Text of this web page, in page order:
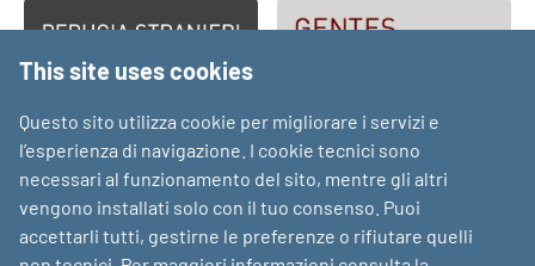
This site uses cookies
Questo sito utilizza cookie per migliorare i servizi e
l’esperienza di navigazione. I cookie tecnici sono
necessari al funzionamento del sito, mentre gli altri
vengono installati solo con il tuo consenso. Puoi
accettarli tutti, gestirne le preferenze o rifiutare quelli